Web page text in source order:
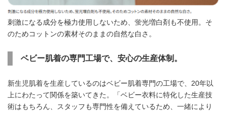
刺激になる成分を極力使用しないため、蛍光増白剤も不使用。そ
のためコットンの素材そのままの自然な白さ。
ベビー肌着の専門工場で、安心の生産体制。
新生児肌着を生産しているのはベビー肌着専門の工場で、20年以
上にわたって関係を築いてきた。「ベビー衣料に特化した生産技
術はもちろん、スタッフも専門性を備えているため、一緒により